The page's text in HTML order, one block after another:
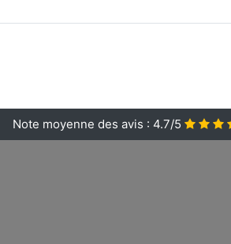
Note moyenne des avis : 4.7/5